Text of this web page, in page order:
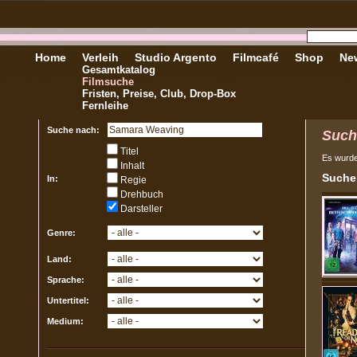
Home Verleih
Gesamtkatalog
Filmsuche
Fristen, Preise, Club, Drop-Box
Fernleihe
Studio Argento Filmcafé Shop
Suche nach:
In:
Titel
Inhalt
Regie
Drehbuch
Darsteller
Genre:
Land:
Sprache:
Untertitel:
Medium:
Es